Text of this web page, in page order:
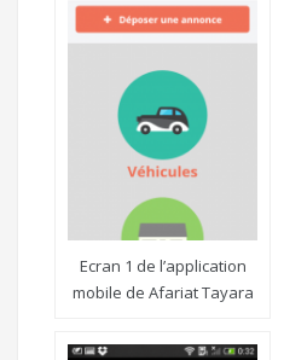
Ecran 1 de l’application
mobile de Afariat Tayara